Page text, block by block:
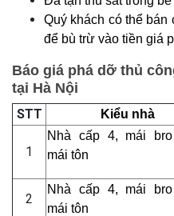
Quý khách có thể
để bù trừ vào tiền giá
Báo giá phá dỡ thủ
tại Hà Nội
STT Kiểu nhà
1
Nhà cấp 4, mái
mái tôn
2
Nhà cấp 4, mái
mái tôn